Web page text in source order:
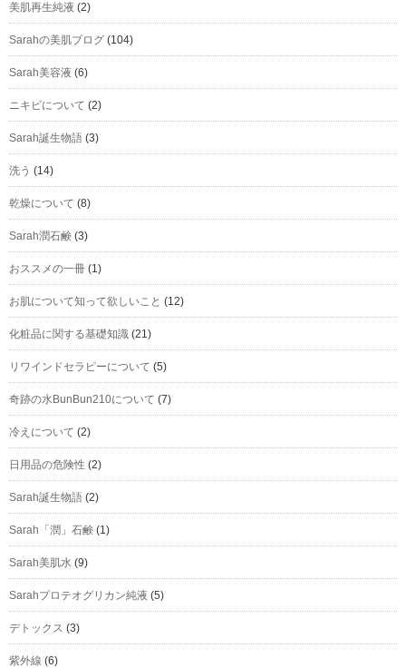
美肌再生純液 (2)
Sarahの美肌ブログ (104)
Sarah美容液 (6)
ニキビについて (2)
Sarah誕生物語 (3)
洗う (14)
乾燥について (8)
Sarah潤石鹸 (3)
おススメの一冊 (1)
お肌について知って欲しいこと (12)
化粧品に関する基礎知識 (21)
リワインドセラピーについて (5)
奇跡の水BunBun210について (7)
冷えについて (2)
日用品の危険性 (2)
Sarah誕生物語 (2)
Sarah「潤」石鹸 (1)
Sarah美肌水 (9)
Sarahプロテオグリカン純液 (5)
デトックス (3)
紫外線 (6)